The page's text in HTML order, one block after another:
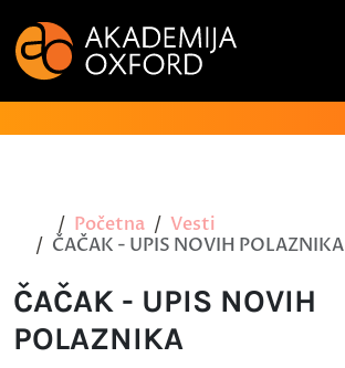
Početna
Vesti
ČAČAK - UPIS NOVIH POLAZNIKA
ČAČAK - UPIS NOVIH
POLAZNIKA